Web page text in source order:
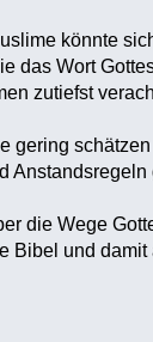
könnte
das Wort
zutiefst
gering
die Wege
Bibel und